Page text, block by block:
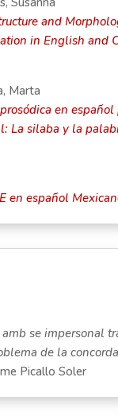
and
in English and
Marta
en
La silaba y la
en español
amb se impersonal
de la
Picallo Soler